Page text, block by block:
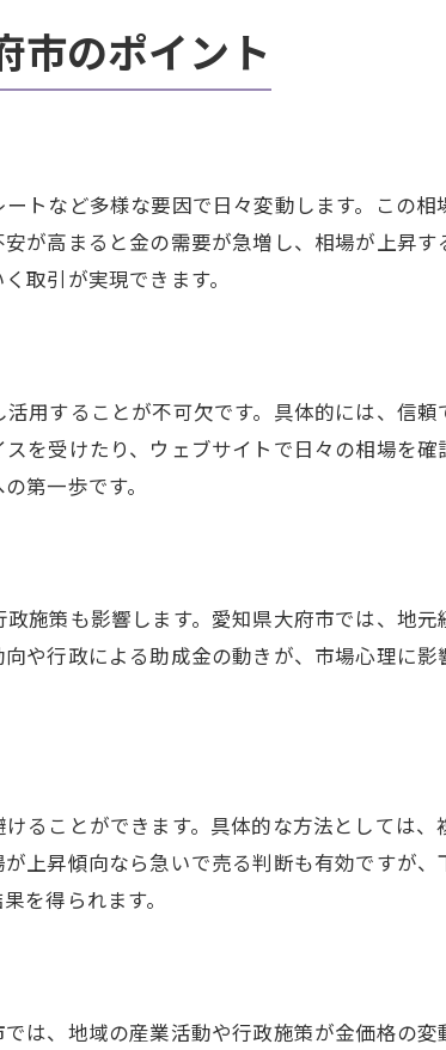
知県大府市で賢く金を買取する方法
金相場を見極めた賢い買取手順の基礎知識
金相場と買取査定額の関係を徹底解説
地元の金相場動向を買取時に生かす実践法
利息を活かす買取の賢い進め方
買取に有利な金相場と利息情報の活用法
金利息を生かした買取価格アップの工夫
金相場と利息を同時に意識した賢い買取方法
金相場変動に及ぼす公債費の影響を探る
大府市の財政指標と金相場をどう理解するか
金相場の変動要因と買取タイミング選び
買取時に注目すべき金相場の指標を紹介
金相場の上下動を活かした買取判断術
制度と連動する金の利息の知識
市のポイント
トなど多様な要因で日々変動します。この
が高まると金の需要が急増し、相場が上昇
取引が実現できます。
用することが不可欠です。具体的には、信
を受けたり、ウェブサイトで日々の相場を
第一歩です。
施策も影響します。愛知県大府市では、地
や行政による助成金の動きが、市場心理に
ることができます。具体的な方法としては
上昇傾向なら急いで売る判断も有効ですが
を得られます。
は、地域の産業活動や行政施策が金価格の